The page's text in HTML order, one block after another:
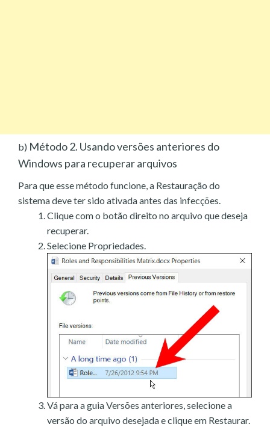
b) Método 2. Usando versões anteriores do
Windows para recuperar arquivos
Para que esse método funcione, a Restauração do
sistema deve ter sido ativada antes das infecções.
Clique com o botão direito no arquivo que deseja
recuperar.
Selecione Propriedades.
Vá para a guia Versões anteriores, selecione a
versão do arquivo desejada e clique em Restaurar.